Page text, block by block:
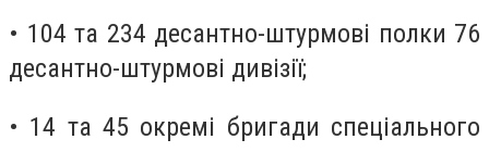
• 104 та 234 десантно-штурмові полки 76
десантно-штурмові дивізії;
• 14 та 45 окремі бригади спеціального